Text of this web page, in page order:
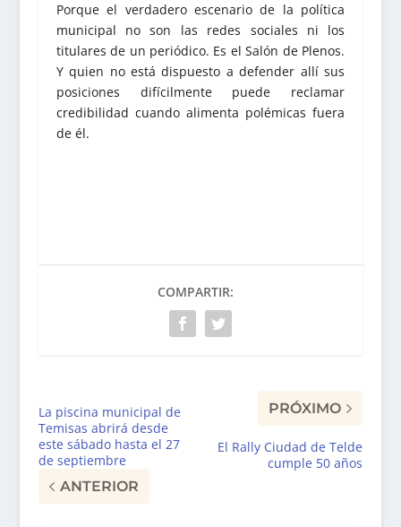
Porque el verdadero escenario de la política
municipal no son las redes sociales ni los
titulares de un periódico. Es el Salón de Plenos.
Y quien no está dispuesto a defender allí sus
posiciones difícilmente puede reclamar
credibilidad cuando alimenta polémicas fuera
de él.
COMPARTIR:
La piscina municipal de
Temisas abrirá desde
este sábado hasta el 27
de septiembre
ANTERIOR
PRÓXIMO
El Rally Ciudad de Telde
cumple 50 años